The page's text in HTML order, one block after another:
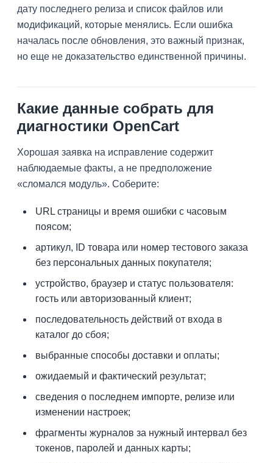
дату последнего релиза и список файлов или
модификаций, которые менялись. Если ошибка
началась после обновления, это важный признак,
но еще не доказательство единственной причины.
Какие данные собрать для
диагностики OpenCart
Хорошая заявка на исправление содержит
наблюдаемые факты, а не предположение
«сломался модуль». Соберите:
URL страницы и время ошибки с часовым
поясом;
артикул, ID товара или номер тестового заказа
без персональных данных покупателя;
устройство, браузер и статус пользователя:
гость или авторизованный клиент;
последовательность действий от входа в
каталог до сбоя;
выбранные способы доставки и оплаты;
ожидаемый и фактический результат;
сведения о последнем импорте, релизе или
изменении настроек;
фрагменты журналов за нужный интервал без
токенов, паролей и данных карты;